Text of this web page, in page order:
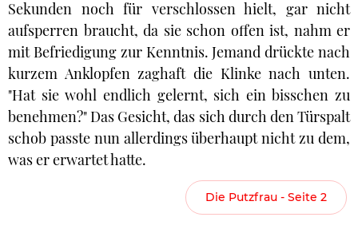
Sekunden noch für verschlossen hielt, gar nicht
aufsperren braucht, da sie schon offen ist, nahm er
mit Befriedigung zur Kenntnis. Jemand drückte nach
kurzem Anklopfen zaghaft die Klinke nach unten.
"Hat sie wohl endlich gelernt, sich ein bisschen zu
benehmen?" Das Gesicht, das sich durch den Türspalt
schob passte nun allerdings überhaupt nicht zu dem,
was er erwartet hatte.
Die Putzfrau - Seite 2